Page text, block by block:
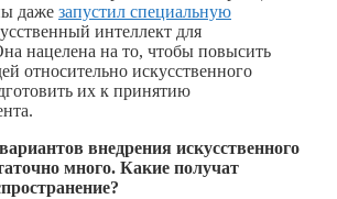
даже запустил специальную
интеллект для
нацелена на то, чтобы повысить
относительно искусственного
их к принятию
внедрения искусственного
много. Какие получат